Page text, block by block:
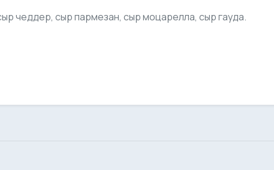
чеддер, сыр пармезан, сыр моцарелла, сыр гауда.